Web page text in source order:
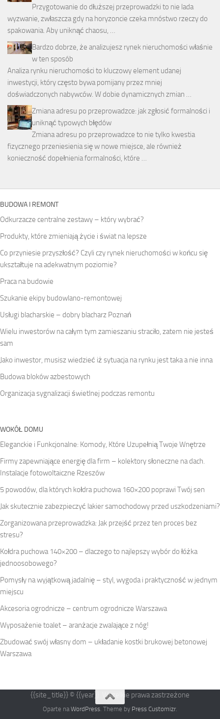
Przygotowanie do dłuższej przeprowadzki to nie lada
wyzwanie, zwłaszcza gdy na horyzoncie czeka mnóstwo rzeczy do
spakowania. Aby uniknąć chaosu, …
Bardzo dobrze, że analizujesz rynek nieruchomości właśnie
w ten sposób
Analiza rynku nieruchomości to kluczowy element udanej
inwestycji, który często bywa pomijany przez mniej
doświadczonych nabywców. W dobie dynamicznych zmian …
Zmiana adresu po przeprowadzce: jak zgłosić formalności i
uniknąć typowych błędów
Zmiana adresu po przeprowadzce to nie tylko kwestia
fizycznego przeniesienia się w nowe miejsce, ale również
konieczność dopełnienia formalności, które …
BUDOWA I REMONT
Odkurzacze centralne zestawy – który wybrać?
Produkty, które zmieniają życie i świat na lepsze
Co przyniesie przyszłość? Czyli czy rynek nieruchomości w końcu się
ukształtuje na adekwatnym poziomie?
Praca na budowie
Szukanie ekipy budowlano-remontowej
Usługi blacharskie – dobry blacharz Poznań
Wielu inwestorów na całym tym zamieszaniu straciło, zatem nie jesteś
sam
Jako inwestor, musisz wiedzieć iż sytuacja na rynku jest taka a nie inna
Budowa bloków azbestowych
Organizacja sygnalizacji świetlnej podczas remontu
WOKÓŁ DOMU
Eleganckie i Funkcjonalne: Komody, Które Uzupełnią Twoje Wnętrze
Firmy zapewniające energię dla firm – kolektory słoneczne na dach.
Instalacje fotowoltaiczne Rzeszów
5 powodów, dla których kołdra puchowa 160×200 poprawi Twój sen
Jak skutecznie zabezpieczyć lakier samochodowy przed uszkodzeniami?
Zorganizowana przeprowadzka: Jak przejść przez ten proces bez
stresu?
Kołdra puchowa 140×200 – dlaczego to najlepszy wybór do łóżka
jednoosobowego?
Pomysły na wyjątkową jadalnię – styl, wygoda i praktyczność w jednym
miejscu
Akcesoria ogrodnicze – centrum ogrodnicze Warszawa
Wyposażenie toalet – aranżacje zwalające z nóg!
Zbudować swój własny dom – układanie kostki brukowej betonowej
Warszawa
{{site_title}} © {{year}}. Wszelkie prawa zastrzeżone
Oparte na WordPress . Theme by Press Customizr.